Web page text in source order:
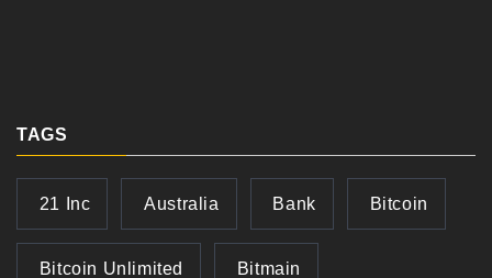
TAGS
21 Inc Australia Bank Bitcoin
Bitcoin Unlimited Bitmain